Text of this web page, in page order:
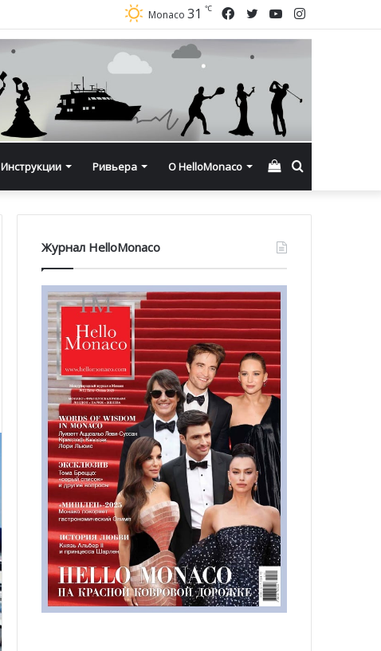
Instagram
YouTube
Twitter
Facebook
Monaco 31 ℃
Инструкции Ривьера О HelloMonaco Смотреть
корзину
Журнал HelloMonaco